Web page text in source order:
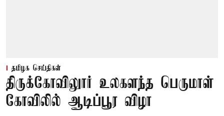
தமிழக செய்திகள்
திருக்கோவிலுார் உலகளந்த பெருமாள்
கோவிலில் ஆடிப்பூர விழா